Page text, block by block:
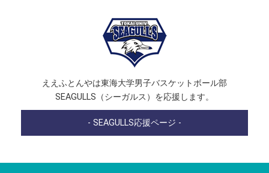
ええふとんやは東海大学男子バスケットボール部
SEAGULLS（シーガルス）を応援します。
- SEAGULLS応援ページ -